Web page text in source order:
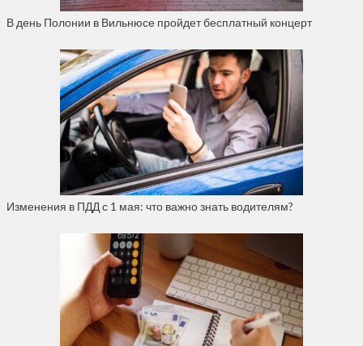
В день Полонии в Вильнюсе пройдет бесплатный концерт
Изменения в ПДД с 1 мая: что важно знать водителям?